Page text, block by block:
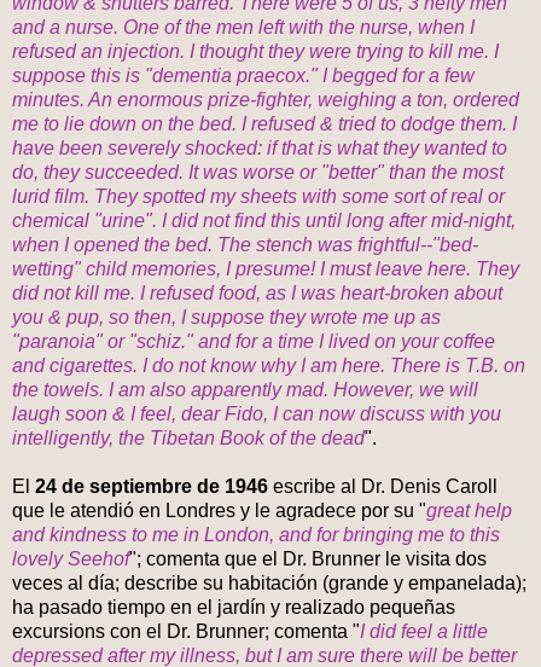
and a nurse. One of the men left with the nurse, when I
refused an injection. I thought they were trying to kill me. I
suppose this is "dementia praecox." I begged for a few
minutes. An enormous prize-fighter, weighing a ton, ordered
me to lie down on the bed. I refused & tried to dodge them. I
have been severely shocked: if that is what they wanted to
do, they succeeded. It was worse or "better" than the most
lurid film. They spotted my sheets with some sort of real or
chemical "urine". I did not find this until long after mid-night,
when I opened the bed. The stench was frightful--"bed-
wetting" child memories, I presume! I must leave here. They
did not kill me. I refused food, as I was heart-broken about
you & pup, so then, I suppose they wrote me up as
"paranoia" or "schiz." and for a time I lived on your coffee
and cigarettes. I do not know why I am here. There is T.B. on
the towels. I am also apparently mad. However, we will
laugh soon & I feel, dear Fido, I can now discuss with you
intelligently, the Tibetan Book of the dead".
El 24 de septiembre de 1946 escribe al Dr. Denis Caroll
que le atendió en Londres y le agradece por su "great help
and kindness to me in London, and for bringing me to this
lovely Seehof"; comenta que el Dr. Brunner le visita dos
veces al día; describe su habitación (grande y empanelada);
ha pasado tiempo en el jardín y realizado pequeñas
excursions con el Dr. Brunner; comenta "I did feel a little
depressed after my illness, but I am sure there will be better